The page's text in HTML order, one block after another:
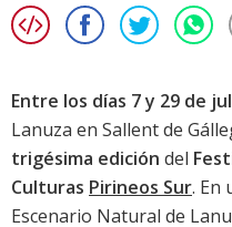
Entre los días 7 y 29 de
Lanuza en Sallent de
trigésima edición del
Culturas Pirineos Sur. En
Escenario Natural de